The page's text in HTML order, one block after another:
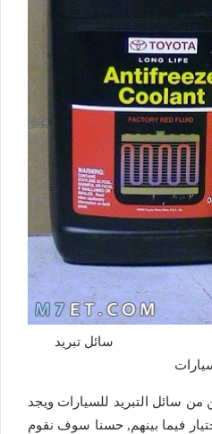
تبريد
من سائل التبريد للسيارات ويجد
فيما بينهم, حسنا سوف نقوم